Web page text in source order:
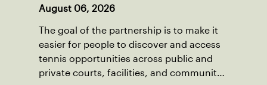
August 06, 2026
The goal of the partnership is to make it
easier for people to discover and access
tennis opportunities across public and
private courts, facilities, and community